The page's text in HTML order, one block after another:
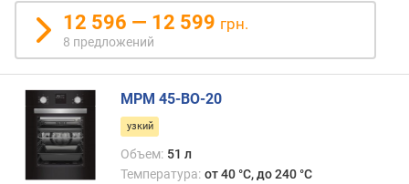
д
р
ц
ы
к
л
12 596 — 12 599 грн.
8 предложений
MPM 45-BO-20
узкий
Объем: 51 л
Температура: от 40 °C, до 240 °C